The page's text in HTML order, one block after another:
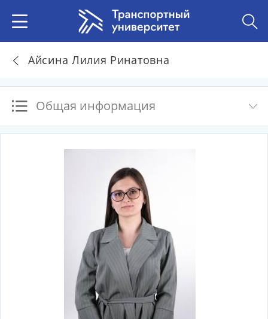
Айсина Лилия Ринатовна
Общая информация